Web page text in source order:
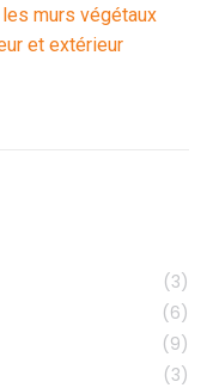
murs végétaux
et extérieur
(3)
(6)
(9)
(3)